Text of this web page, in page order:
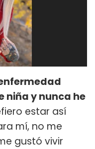
niña y nunca he
estar así
mí, no me
gustó vivir